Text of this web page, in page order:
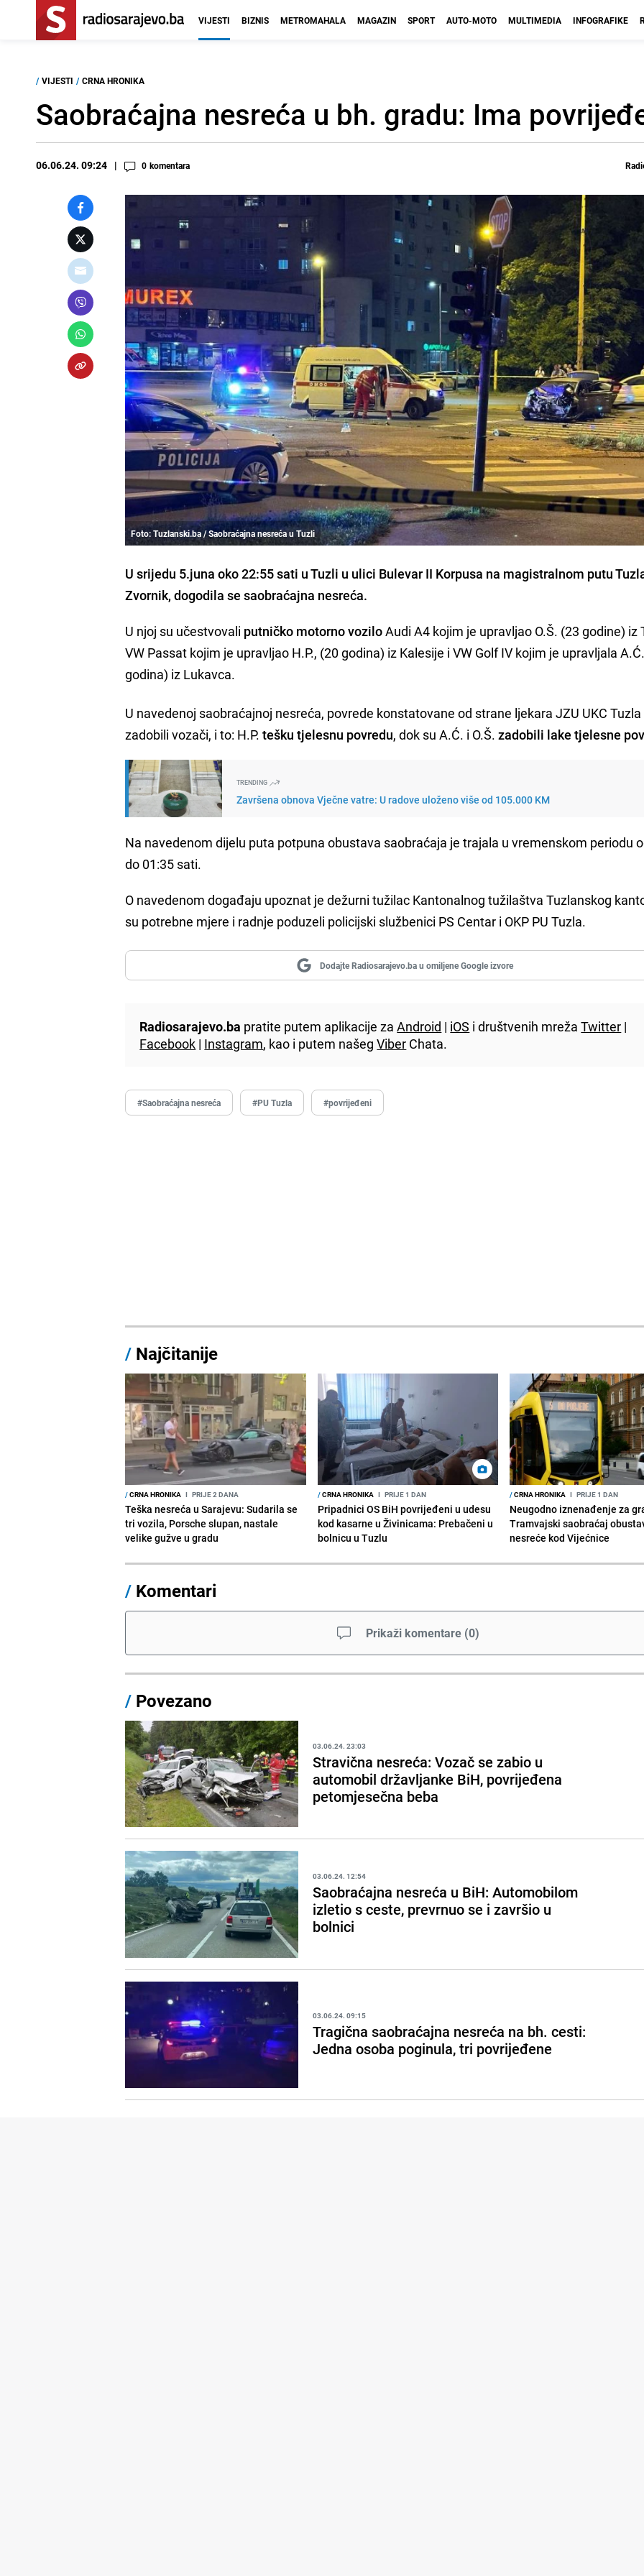
VIJESTI BIZNIS METROMAHALA MAGAZIN SPORT AUTO-MOTO MULTIMEDIA INFOGRAFIKE
/ VIJESTI / CRNA HRONIKA
Saobraćajna nesreća u bh. gradu: Ima
06.06.24. 09:24 0 komentara
Foto: Tuzlanski.ba / Saobraćajna nesreća u Tuzli
U srijedu 5.juna oko 22:55 sati u Tuzli u ulici Bulevar II Korpusa na magistralnom putu
Zvornik, dogodila se saobraćajna nesreća.
U njoj su učestvovali putničko motorno voziloAudi A4 kojim je upravljao O.Š. (23 godine) iz
VW Passat kojim je upravljao H.P., (20 godina) iz Kalesije i VW Golf IV kojim je upravljala
godina) iz Lukavca.
U navedenoj saobraćajnoj nesreća, povrede konstatovane od strane ljekara JZU UKC Tuzla
zadobili vozači, i to: H.P.tešku tjelesnu povredu, dok su A.Ć. i O.Š. zadobili lake tjelesne
TRENDING
Završena obnova Vječne vatre: U radove uloženo više od 105.000 KM
Na navedenom dijelu puta potpuna obustava saobraćaja je trajala u vremenskom periodu
do 01:35 sati.
O navedenom događaju upoznat je dežurni tužilac Kantonalnog tužilaštva Tuzlanskog
su potrebne mjere i radnje poduzeli policijski službenici PS Centar i OKP PU Tuzla.
Dodajte Radiosarajevo.ba u omiljene Google izvore
Radiosarajevo.ba pratite putem aplikacije zaAndroid | iOS i društvenih mrežaTwitter |
Facebook | Instagram, kao i putem našegViber Chata.
#Saobraćajna nesreća #PU Tuzla #povrijeđeni
/ Najčitanije
/CRNA HRONIKA I PRIJE 2 DANA
Teška nesreća u Sarajevu: Sudarila se
tri vozila, Porsche slupan, nastale
velike gužve u gradu
/CRNA HRONIKA I PRIJE 1 DAN
Pripadnici OS BiH povrijeđeni u udesu
kod kasarne u Živinicama: Prebačeni u
bolnicu u Tuzlu
/CRNA HRONIKA I PRIJE 1 DAN
Neugodno iznenađenje za
Tramvajski saobraćaj
nesreće kod Vijećnice
/ Komentari
Prikaži komentare (0)
/ Povezano
03.06.24. 23:03
Stravična nesreća: Vozač se zabio u
automobil državljanke BiH, povrijeđena
petomjesečna beba
03.06.24. 12:54
Saobraćajna nesreća u BiH: Automobilom
izletio s ceste, prevrnuo se i završio u
bolnici
03.06.24. 09:15
Tragična saobraćajna nesreća na bh. cesti:
Jedna osoba poginula, tri povrijeđene